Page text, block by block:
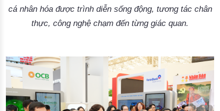
cá nhân hóa được trình diễn sống động, tương tác chân
thực, công nghệ chạm đến từng giác quan.